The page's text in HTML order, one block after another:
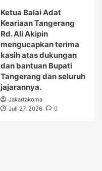
Ketua Balai Adat
Keariaan Tangerang
Rd. Ali Akipin
mengucapkan terima
kasih atas dukungan
dan bantuan Bupati
Tangerang dan seluruh
jajarannya.
Jakartakoma
Juli 27, 2026
0